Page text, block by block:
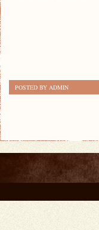
POSTED BY ADMIN